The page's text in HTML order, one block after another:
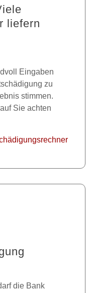
liefern
Eingaben
zu
stimmen.
Sie achten
die Bank